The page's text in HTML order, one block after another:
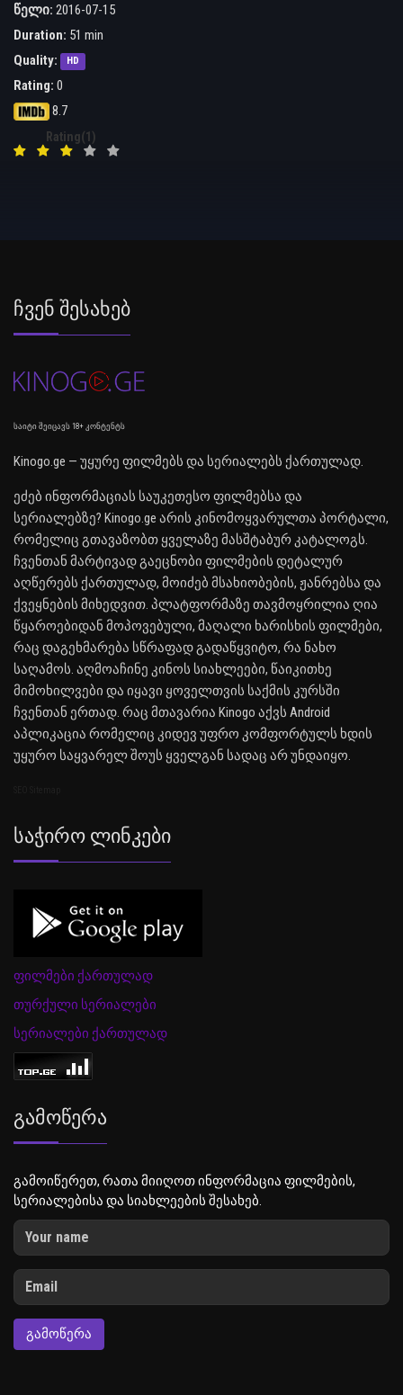
წელი: 2016-07-15
Duration: 51 min
Quality:
HD
Rating: 0
8.7
Rating(1)
Ჩვენ Შესახებ
საიტი შეიცავს 18+ კონტენტს
Kinogo.ge — უყურე ფილმებს და სერიალებს ქართულად.
ეძებ ინფორმაციას საუკეთესო ფილმებსა და
სერიალებზე? Kinogo.ge არის კინომოყვარულთა პორტალი,
რომელიც გთავაზობთ ყველაზე მასშტაბურ კატალოგს.
ჩვენთან მარტივად გაეცნობი ფილმების დეტალურ
აღწერებს ქართულად, მოიძებ მსახიობების, ჟანრებსა და
ქვეყნების მიხედვით. პლატფორმაზე თავმოყრილია ღია
წყაროებიდან მოპოვებული, მაღალი ხარისხის ფილმები,
რაც დაგეხმარება სწრაფად გადაწყვიტო, რა ნახო
საღამოს. აღმოაჩინე კინოს სიახლეები, წაიკითხე
მიმოხილვები და იყავი ყოველთვის საქმის კურსში
ჩვენთან ერთად. რაც მთავარია Kinogo აქვს Android
აპლიკაცია რომელიც კიდევ უფრო კომფორტულს ხდის
უყურო საყვარელ შოუს ყველგან სადაც არ უნდაიყო.
Საჭირო Ლინკები
ფილმები ქართულად
თურქული სერიალები
სერიალები ქართულად
Გამოწერა
გამოიწერეთ, რათა მიიღოთ ინფორმაცია ფილმების,
სერიალებისა და სიახლეების შესახებ.
ᲒᲐᲛᲝᲬᲔᲠᲐ